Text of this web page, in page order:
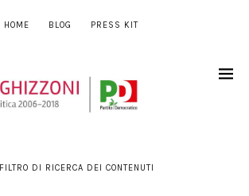
HOME BLOG PRESS KIT
FILTRO DI RICERCA DEI CONTENUTI